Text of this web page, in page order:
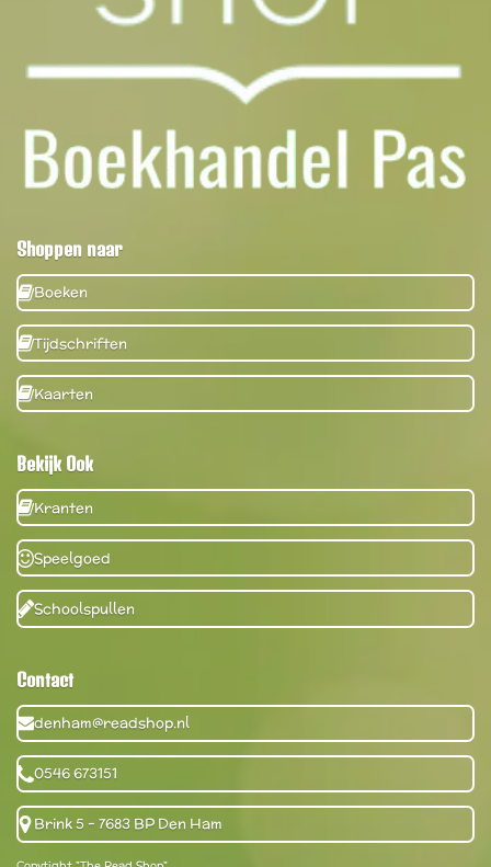
Shoppen naar
Boeken
Tijdschriften
Kaarten
Bekijk Ook
Kranten
Speelgoed
Schoolspullen
Contact
denham@readshop.nl
0546 673151
Brink 5 - 7683 BP Den Ham